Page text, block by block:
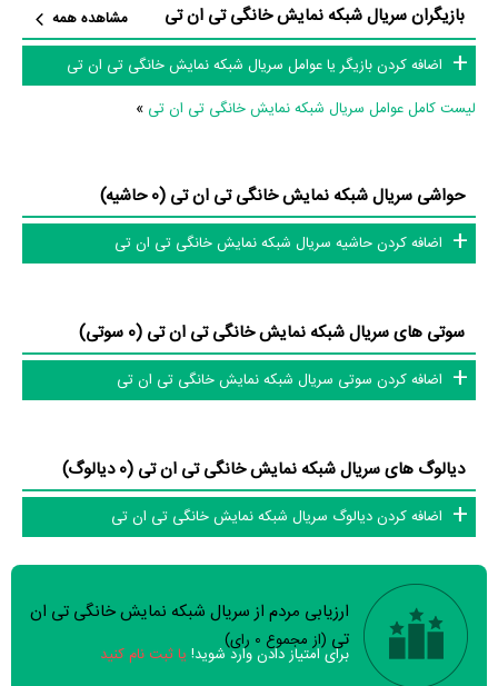
و تیزر سریال تی ان تی، حواشی سریال تی ان تی، دیالوگ برتر سریال تی ان
تی، سوتی سریال تی ان تی و نقد سریال تی ان تی هنوز موردی ثبت نشده
است. قطعا ما و شما به این حد قانع نیستیم؛ باید به‌کمک علاقمندان فیلم،
بازیگران سریال شبکه نمایش خانگی تی ان تی
مشاهده همه
اضافه کردن بازیگر یا عوامل سریال شبکه نمایش خانگی تی ان تی
لیست کامل عوامل سریال شبکه نمایش خانگی تی ان تی »
حواشی سریال شبکه نمایش خانگی تی ان تی (0 حاشیه)
اضافه کردن حاشیه سریال شبکه نمایش خانگی تی ان تی
سوتی های سریال شبکه نمایش خانگی تی ان تی (0 سوتی)
اضافه کردن سوتی سریال شبکه نمایش خانگی تی ان تی
دیالوگ های سریال شبکه نمایش خانگی تی ان تی (0 دیالوگ)
اضافه کردن دیالوگ سریال شبکه نمایش خانگی تی ان تی
سوالات نظرسنجی ( 0 سوال)
ارزیابی مردم از سریال شبکه نمایش خانگی تی ان
تی (از مجموع 0 رای)
برای امتیاز دادن وارد شوید! یا ثبت نام کنید